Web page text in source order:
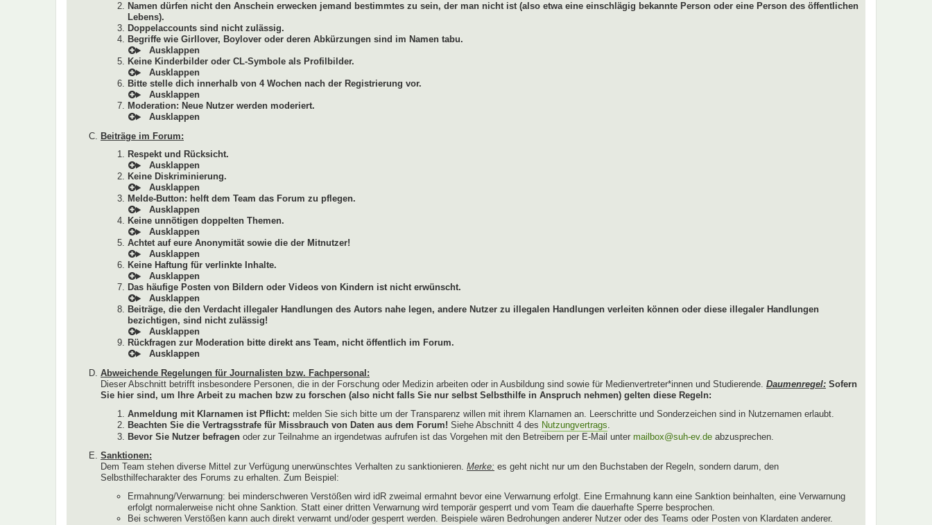
Namen dürfen nicht den Anschein erwecken jemand bestimmtes zu sein, der man nicht ist (also etwa eine einschlägig bekannte Person oder eine Person des öffentlichen
Lebens).
Doppelaccounts sind nicht zulässig.
Begriffe wie Girllover, Boylover oder deren Abkürzungen sind im Namen tabu.
Keine Kinderbilder oder CL-Symbole als Profilbilder.
Bitte stelle dich innerhalb von 4 Wochen nach der Registrierung vor.
Moderation: Neue Nutzer werden moderiert.
Beiträge im Forum:
Respekt und Rücksicht.
Keine Diskriminierung.
Melde-Button: helft dem Team das Forum zu pflegen.
Keine unnötigen doppelten Themen.
Achtet auf eure Anonymität sowie die der Mitnutzer!
Keine Haftung für verlinkte Inhalte.
Das häufige Posten von Bildern oder Videos von Kindern ist nicht erwünscht.
Beiträge, die den Verdacht illegaler Handlungen des Autors nahe legen, andere Nutzer zu illegalen Handlungen verleiten können oder diese illegaler Handlungen
bezichtigen, sind nicht zulässig!
Rückfragen zur Moderation bitte direkt ans Team, nicht öffentlich im Forum.
Abweichende Regelungen für Journalisten bzw. Fachpersonal:
Dieser Abschnitt betrifft insbesondere Personen, die in der Forschung oder Medizin arbeiten oder in Ausbildung sind sowie für Medienvertreter*innen und Studierende. Daumenregel: Sofern
Sie hier sind, um Ihre Arbeit zu machen bzw zu forschen (also nicht falls Sie nur selbst Selbsthilfe in Anspruch nehmen) gelten diese Regeln:
Anmeldung mit Klarnamen ist Pflicht: melden Sie sich bitte um der Transparenz willen mit ihrem Klarnamen an. Leerschritte und Sonderzeichen sind in Nutzernamen erlaubt.
Beachten Sie die Vertragsstrafe für Missbrauch von Daten aus dem Forum! Siehe Abschnitt 4 des Nutzungvertrags
Bevor Sie Nutzer befragen oder zur Teilnahme an irgendetwas aufrufen ist das Vorgehen mit den Betreibern per E-Mail unter mailbox@suh-ev.de abzusprechen.
Sanktionen:
Dem Team stehen diverse Mittel zur Verfügung unerwünschtes Verhalten zu sanktionieren. Merke: es geht nicht nur um den Buchstaben der Regeln, sondern darum, den
Selbsthilfecharakter des Forums zu erhalten. Zum Beispiel:
Ermahnung/Verwarnung: bei minderschweren Verstößen wird idR zweimal ermahnt bevor eine Verwarnung erfolgt. Eine Ermahnung kann eine Sanktion beinhalten, eine Verwarnung
erfolgt normalerweise nicht ohne Sanktion. Statt einer dritten Verwarnung wird temporär gesperrt und vom Team die dauerhafte Sperre besprochen.
Bei schweren Verstößen kann auch direkt verwarnt und/oder gesperrt werden. Beispiele wären Bedrohungen anderer Nutzer oder des Teams oder Posten von Klardaten anderer.